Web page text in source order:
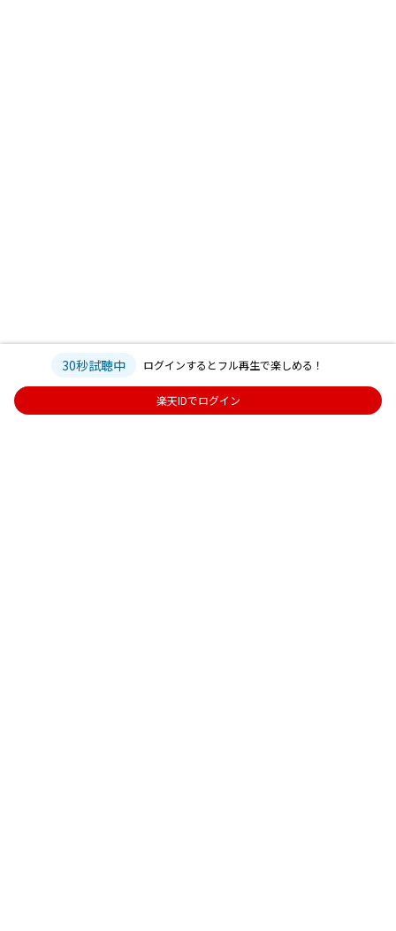
30秒試聴中 ログインするとフル再生で楽しめる！
楽天IDでログイン